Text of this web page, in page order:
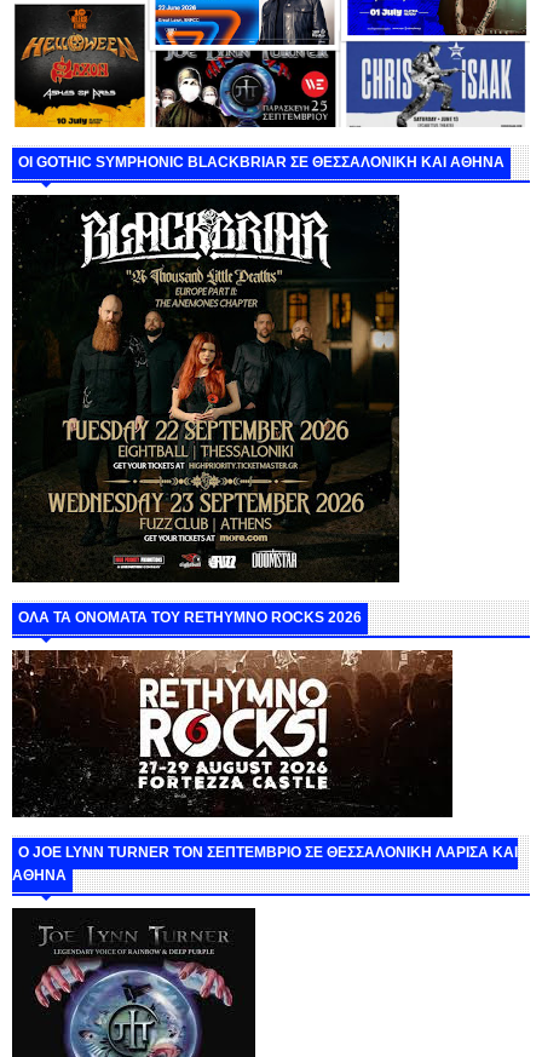
ΟΙ GOTHIC SYMPHONIC BLACKBRIAR ΣΕ ΘΕΣΣΑΛΟΝΙΚΗ ΚΑΙ ΑΘΗΝΑ
ΟΛΑ ΤΑ ΟΝΟΜΑΤΑ ΤΟΥ RETHYMNO ROCKS 2026
O JOE LYNN TURNER ΤΟΝ ΣΕΠΤΕΜΒΡΙΟ ΣΕ ΘΕΣΣΑΛΟΝΙΚΗ ΛΑΡΙΣΑ ΚΑΙ
ΑΘΗΝΑ